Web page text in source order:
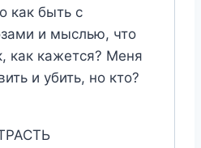
как быть с
и мыслью, что
как кажется? Меня
и убить, но кто?